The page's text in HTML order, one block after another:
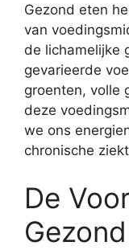
Gezond eten
van
de lichamelijke
gevarieerde
groenten, volle
deze
we ons
chronische
De